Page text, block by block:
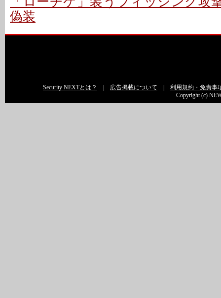
偽装
Security NEXTとは？ 広告掲載について
利用規約・免責事
Copyright (c)